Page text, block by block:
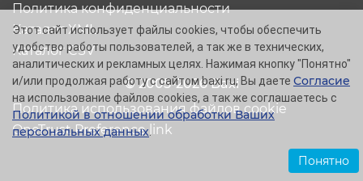
© 2005-2026 Baxi
Политика конфиденциальности
Каталог XML
Каталог CSV
Политика использования файлов cookie
OneTrust Preference link
Этот сайт использует файлы cookies, чтобы обеспечить
удобство работы пользователей, а так же в технических,
аналитических и рекламных целях. Нажимая кнопку "Понятно"
и/или продолжая работу с сайтом baxi.ru, Вы даете Согласие
на использование файлов cookies, а так же соглашаетесь с
Политикой в отношении обработки Ваших
персональных данных.
Понятно